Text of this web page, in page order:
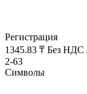
Регистрация
1345.83 ₸ Без НДС
2-63
Символы